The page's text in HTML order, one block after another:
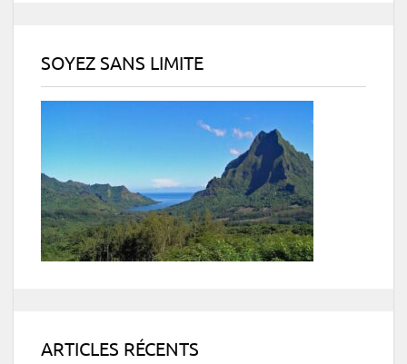
SOYEZ SANS LIMITE
ARTICLES RÉCENTS